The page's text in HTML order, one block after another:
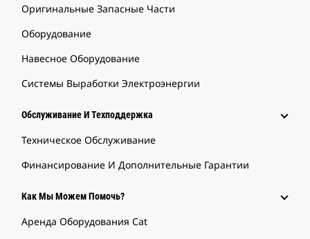
Оригинальные Запасные Части
Оборудование
Навесное Оборудование
Системы Выработки Электроэнергии
Обслуживание И Техподдержка
Техническое Обслуживание
Финансирование И Дополнительные Гарантии
Как Мы Можем Помочь?
Аренда Оборудования Cat